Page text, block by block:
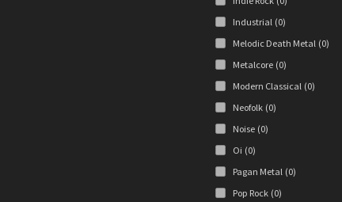
Industrial (0)
Melodic Death Metal (0)
Metalcore (0)
Modern Classical (0)
Neofolk (0)
Noise (0)
Oi (0)
Pagan Metal (0)
Pop Rock (0)